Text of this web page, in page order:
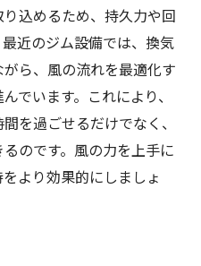
込めるため、持久力や回
近のジム設備では、換気
ら、風の流れを最適化す
でいます。これにより、
を過ごせるだけでなく、
のです。風の力を上手に
より効果的にしましょ